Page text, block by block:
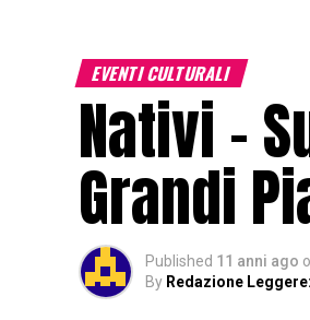
EVENTI CULTURALI
Nativi –
Grandi
Published 11 anni ago
By Redazione